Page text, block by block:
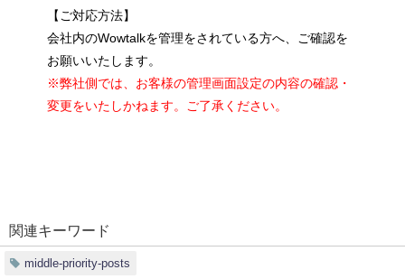
【ご対応方法】
会社内のWowtalkを管理をされている方へ、ご確認を
お願いいたします。
※弊社側では、お客様の管理画面設定の内容の確認・
変更をいたしかねます。ご了承ください。
関連キーワード
middle-priority-posts